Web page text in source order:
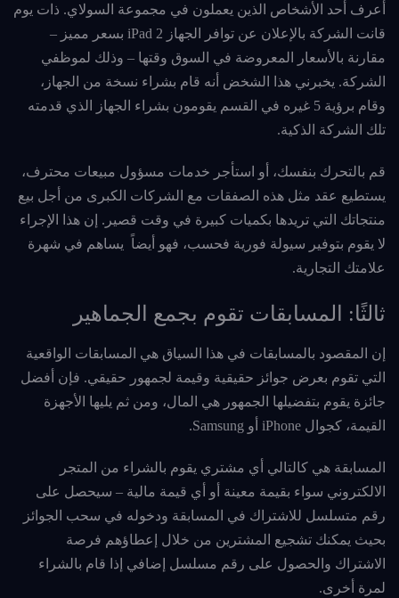
أعرف أحد الأشخاص الذين يعملون في مجموعة السولاي. ذات يوم
قانت الشركة بالإعلان عن توافر الجهاز iPad 2 بسعر مميز –
مقارنة بالأسعار المعروضة في السوق وقتها – وذلك لموظفي
الشركة. يخبرني هذا الشخض أنه قام بشراء نسخة من الجهاز،
وقام برؤية 5 غيره في القسم يقومون بشراء الجهاز الذي قدمته
تلك الشركة الذكية.
قم بالتحرك بنفسك، أو استأجر خدمات مسؤول مبيعات محترف،
يستطيع عقد مثل هذه الصفقات مع الشركات الكبرى من أجل بيع
منتجاتك التي تريدها بكميات كبيرة في وقت قصير. إن هذا الإجراء
لا يقوم بتوفير سيولة فورية فحسب، فهو أيضاً يساهم في شهرة
علامتك التجارية.
ثالثًا: المسابقات تقوم بجمع الجماهير
إن المقصود بالمسابقات في هذا السياق هي المسابقات الواقعية
التي تقوم بعرض جوائز حقيقية وقيمة لجمهور حقيقي. فإن أفضل
جائزة يقوم بتفضيلها الجمهور هي المال، ومن ثم يليها الأجهزة
القيمة، كجوال iPhone أو Samsung.
المسابقة هي كالتالي أي مشتري يقوم بالشراء من المتجر
الالكتروني سواء بقيمة معينة أو أي قيمة مالية – سيحصل على
رقم متسلسل للاشتراك في المسابقة ودخوله في سحب الجوائز
بحيث يمكنك تشجيع المشترين من خلال إعطاؤهم فرصة
الاشتراك والحصول على رقم مسلسل إضافي إذا قام بالشراء
لمرة أخرى.